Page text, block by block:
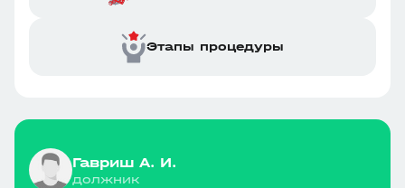
Этапы процедуры
Гавриш А. И.
должник